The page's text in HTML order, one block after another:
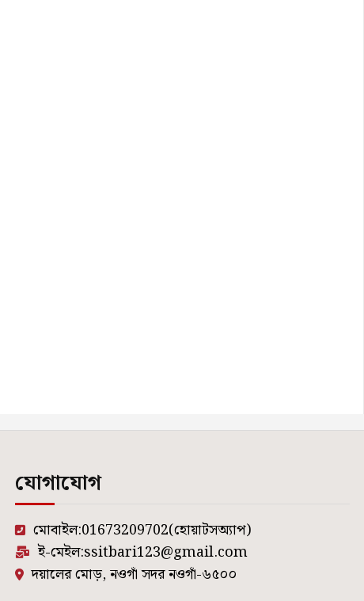
যোগাযোগ
মোবাইল:01673209702(হোয়াটসঅ্যাপ)
ই-মেইল:ssitbari123@gmail.com
দয়ালের মোড়, নওগাঁ সদর নওগাঁ-৬৫০০